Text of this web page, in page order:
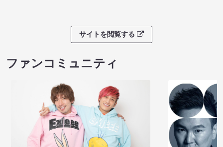
サイトを閲覧する
ファンコミュニティ